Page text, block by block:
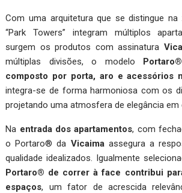
Com uma arquitetura que se distingue na
“Park Towers” integram múltiplos
surgem os produtos com assinatura
múltiplas divisões, o modelo
composto por porta, aro e acessórios
integra-se de forma harmoniosa com os
projetando uma atmosfera de elegância em
Na entrada dos apartamentos, com
o Portaro® da Vicaima assegura a
qualidade idealizados. Igualmente
Portaro® de correr à face contribui
espaços, um fator de acrescida